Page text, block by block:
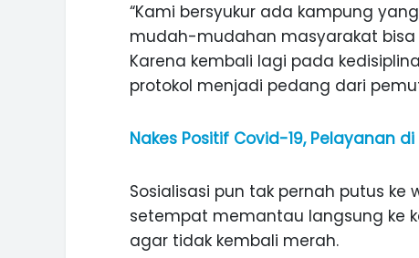
“Kami bersyukur ada kampung
mudah-mudahan masyarakat
Karena kembali lagi pada
protokol menjadi pedang dari
Nakes Positif Covid-19, Pelayanan
Sosialisasi pun tak pernah putus
setempat memantau langsung ke
agar tidak kembali merah.
MANIS, LEGIT, DAN PAHIT,